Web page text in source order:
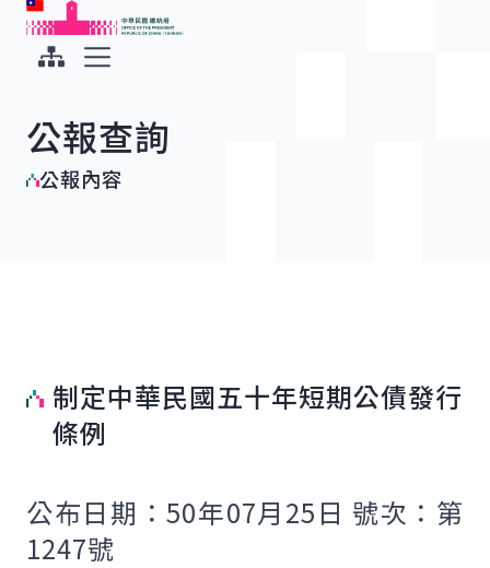
跳到主要內容
中華民國總統府
公報查詢
公報內容
制定中華民國五十年短期公債發行
條例
公布日期：50年07月25日 號次：第
1247號